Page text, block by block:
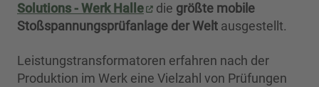
Solutions - Werk Halle
die größte mobile
Stoßspannungsprüfanlage der Welt ausgestellt.
Leistungstransformatoren erfahren nach der
Produktion im Werk eine Vielzahl von Prüfungen